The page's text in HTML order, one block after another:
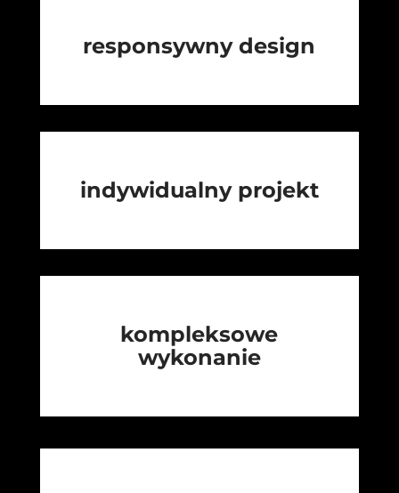
responsywny design
indywidualny projekt
kompleksowe
wykonanie